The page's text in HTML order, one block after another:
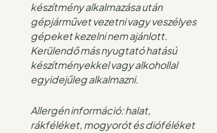
készítmény alkalmazása után
gépjárművet vezetni vagy veszélyes
gépeket kezelni nem ajánlott.
Kerülendő más nyugtató hatású
készítményekkel vagy alkohollal
egyidejűleg alkalmazni.
Allergén információ: halat,
rákféléket, mogyorót és dióféléket